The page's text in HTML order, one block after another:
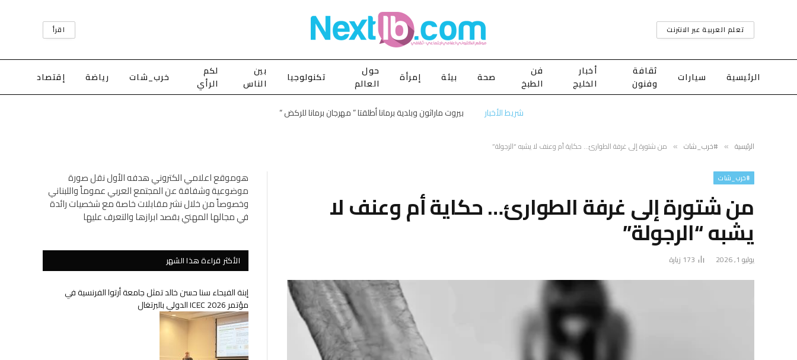
تعلم العربية عبر الانترنت اقرأ
الرئيسية سيارات
ثقافة
وفنون
أخبار
الخليج
فن
الطبخ
صحة بيئة إمرأة
حول
العالم
تكنولوجيا
بين
الناس
لكم
الرأي
خرب_شات رياضة إقتصاد
شريط الأخبار بيروت ماراثون وبلدية برمانا أطلقتا ” مهرجان برمانا للركض “
الرئيسية » #خرب_شات » من شتورة إلى غرفة الطوارئ… حكاية أم وعنف لا يشبه “الرجولة”
#خرب_شات
من شتورة إلى غرفة الطوارئ… حكاية أم وعنف لا
يشبه “الرجولة”
يوليو 1, 2026 173 زيارة
هوموقع اعلامي الكتروني هدفه الأول نقل صورة
موضوعية وشفافة عن المجتمع العربي عموماً واللبناني
وخصوصاً من خلال نشر مقابلات خاصة مع شخصيات رائدة
في مجالها المهني بقصد ابرازها والتعرف عليها
الأكثر قراءة هذا الشهر
إبنة الفيحاء سنا حسن خالد تمثل جامعة أرتوا الفرنسية في
مؤتمر ICEC 2026 الدولي بالبرتغال